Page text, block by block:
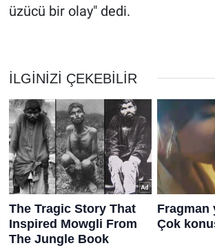
üzücü bir olay" dedi.